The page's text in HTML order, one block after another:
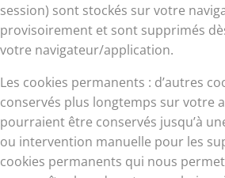
session) sont stockés sur votre
provisoirement et sont supprimés
votre navigateur/application.
Les cookies permanents : d’autres
conservés plus longtemps sur votre
pourraient être conservés jusqu’à
ou intervention manuelle pour les
cookies permanents qui nous